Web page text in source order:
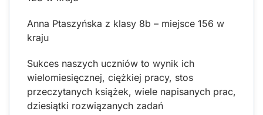
Anna Ptaszyńska z klasy 8b – miejsce 156 w
kraju
Sukces naszych uczniów to wynik ich
wielomiesięcznej, ciężkiej pracy, stos
przeczytanych książek, wiele napisanych prac,
dziesiątki rozwiązanych zadań